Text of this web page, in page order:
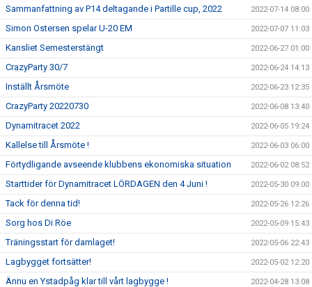
Sammanfattning av P14 deltagande i Partille cup, 2022 2022-07-14 08:00
Simon Ostersen spelar U-20 EM 2022-07-07 11:03
Kansliet Semesterstängt 2022-06-27 01:00
CrazyParty 30/7 2022-06-24 14:13
Inställt Årsmöte 2022-06-23 12:35
CrazyParty 20220730 2022-06-08 13:40
Dynamitracet 2022 2022-06-05 19:24
Kallelse till Årsmöte ! 2022-06-03 06:00
Förtydligande avseende klubbens ekonomiska situation 2022-06-02 08:52
Starttider för Dynamitracet LÖRDAGEN den 4 Juni ! 2022-05-30 09:00
Tack för denna tid! 2022-05-26 12:26
Sorg hos Di Röe 2022-05-09 15:43
Träningsstart för damlaget! 2022-05-06 22:43
Lagbygget fortsätter! 2022-05-02 12:20
Ännu en Ystadpåg klar till vårt lagbygge ! 2022-04-28 13:08